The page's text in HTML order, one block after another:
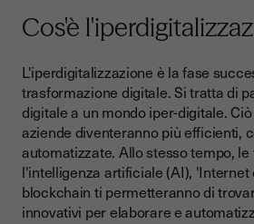
Cos'è
L'iperdigitalizzazione è la fase
trasformazione digitale. Si tratta di
digitale a un mondo iper-digitale.
aziende diventeranno più efficienti,
automatizzate. Allo stesso tempo,
l'intelligenza artificiale (AI), 'Internet
blockchain ti permetteranno di
innovativi per elaborare e